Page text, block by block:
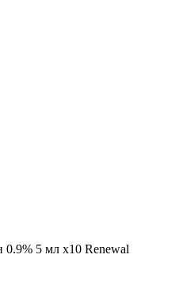
0.9% 5 мл x10 Renewal